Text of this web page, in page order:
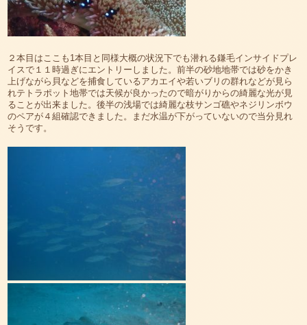
２本目はここも1本目と同様大概の状況下でも潜れる鎌毛インサイドプレ
イスで１１時過ぎにエントリーしました。前半の砂地地帯では砂をかき
上げながら貝などを捕食しているアカエイや若いブリの群れなどが見ら
れテトラポット地帯では天候が良かったので暗がりからの綺麗な光が見
ることが出来ました。後半の浅場では綺麗な枝サンゴ礁やネジリンボウ
のペアが４組確認できました。まだ水温が下がっていないので当分見れ
そうです。